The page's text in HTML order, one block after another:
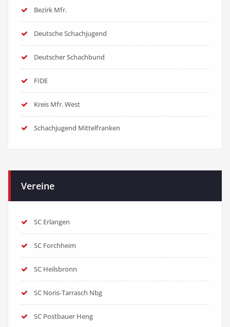
Bezirk Mfr.
Deutsche Schachjugend
Deutscher Schachbund
FIDE
Kreis Mfr. West
Schachjugend Mittelfranken
Vereine
SC Erlangen
SC Forchheim
SC Heilsbronn
SC Noris-Tarrasch Nbg
SC Postbauer Heng